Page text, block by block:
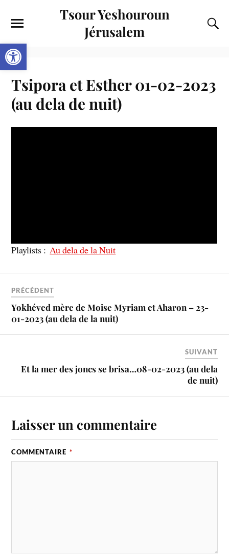
Ouvrir la barre d’outils
Tsour Yeshouroun
Jérusalem
Tsipora et Esther 01-02-2023
(au dela de nuit)
Playlists : Au dela de la Nuit
PRÉCÉDENT
Yokhéved mère de Moise Myriam et Aharon – 23-
01-2023 (au dela de la nuit)
SUIVANT
Et la mer des joncs se brisa…08-02-2023 (au dela
de nuit)
Laisser un commentaire
COMMENTAIRE *